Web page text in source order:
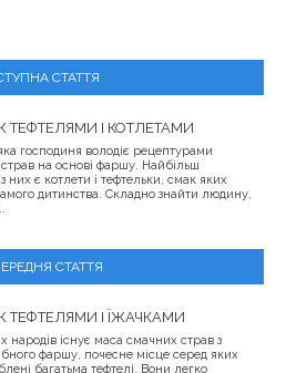
СТАТТЯ
ТЕФТЕЛЯМИ І КОТЛЕТАМИ
господиня володіє рецептурами
на основі фаршу. Найбільш
них є котлети і тефтельки, смак яких
дитинства. Складно знайти людину,
СТАТТЯ
ТЕФТЕЛЯМИ І ЇЖАЧКАМИ
народів існує маса смачних страв з
фаршу, почесне місце серед яких
багатьма тефтелі. Вони легко